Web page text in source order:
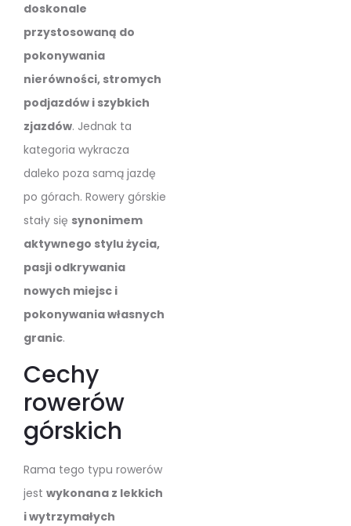
doskonale
przystosowaną do
pokonywania
nierówności, stromych
podjazdów i szybkich
zjazdów. Jednak ta
kategoria wykracza
daleko poza samą jazdę
po górach. Rowery górskie
stały się synonimem
aktywnego stylu życia,
pasji odkrywania
nowych miejsc i
pokonywania własnych
granic.
Cechy
rowerów
górskich
Rama tego typu rowerów
jest wykonana z lekkich
i wytrzymałych